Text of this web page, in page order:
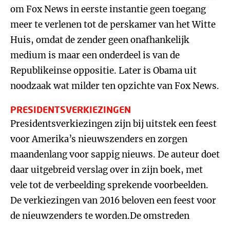
om Fox News in eerste instantie geen toegang
meer te verlenen tot de perskamer van het Witte
Huis, omdat de zender geen onafhankelijk
medium is maar een onderdeel is van de
Republikeinse oppositie. Later is Obama uit
noodzaak wat milder ten opzichte van Fox News.
PRESIDENTSVERKIEZINGEN
Presidentsverkiezingen zijn bij uitstek een feest
voor Amerika’s nieuwszenders en zorgen
maandenlang voor sappig nieuws. De auteur doet
daar uitgebreid verslag over in zijn boek, met
vele tot de verbeelding sprekende voorbeelden.
De verkiezingen van 2016 beloven een feest voor
de nieuwzenders te worden.De omstreden